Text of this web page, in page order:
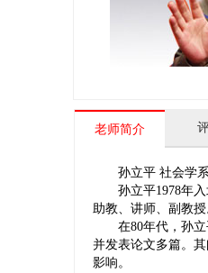
老师简介
孙立平 社会学
孙立平1978年入
助教、讲师、副教
在80年代，孙立平
并发表论文多篇。
影响。